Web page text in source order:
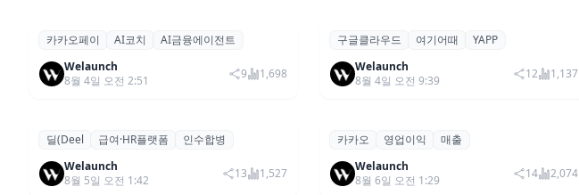
론칭,서비스
카카오페이, 마이데이터 기반 AI 금융
에이전트 ‘AI코치’ 베타 출시
카카오페이 AI코치
AI금융에이전트
Welaunch
8월 4일 오전 2:51
9 1,698
기타
구글 클라우드, 여기어때 ‘YAPP’ 구축
사례 공개…에이전틱 AI 동료
구글클라우드 여기어때
YAPP
Welaunch
8월 4일 오전 9:39
12 1,137
기타
글로벌 HR 플랫폼 딜(Deel), ARR 15
억 달러 돌파…AI 보안 역량 강화
딜(Deel 급여·HR플랫폼
인수합병
Welaunch
8월 5일 오전 1:42
13 1,527
투자,성과
카카오, 2026년 2분기 매출 2조985억·
영업이익 2770억…역대 분기 최대
카카오 영업이익
매출
Welaunch
8월 6일 오전 1:29
14 2,074